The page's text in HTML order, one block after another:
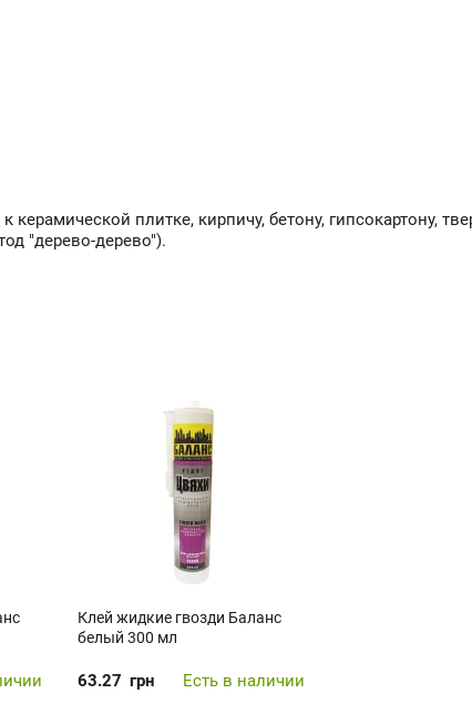
керамической плитке, кирпичу, бетону, гипсокартону,
"дерево-дерево").
Клей жидкие гвозди Баланс
белый 300 мл
63.27 грн Есть в наличии